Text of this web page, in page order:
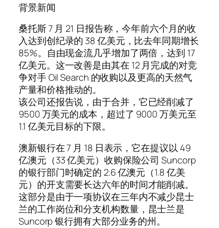
背景新闻
桑托斯 7 月 21 日报告称，今年前六个月的收
入达到创纪录的 38 亿美元，比去年同期增长
85%。自由现金流几乎增加了两倍，达到 17
亿美元。这一改善是由其在 12 月完成的对竞
争对手 Oil Search 的收购以及更高的天然气
产量和价格推动的。
该公司还报告说，由于合并，它已经削减了
9500 万美元的成本，超过了 9000 万美元至
1.1 亿美元目标的下限。
澳新银行在 7 月 18 日表示，它在提议以 49
亿澳元（33 亿美元）收购保险公司 Suncorp
的银行部门时确定的 2.6 亿澳元（1.8 亿美
元）的开支需要长达六年的时间才能削减。
这部分是由于一项协议在三年内不减少昆士
兰的工作岗位和分支机构数量，昆士兰是
Suncorp 银行拥有大部分业务的州。